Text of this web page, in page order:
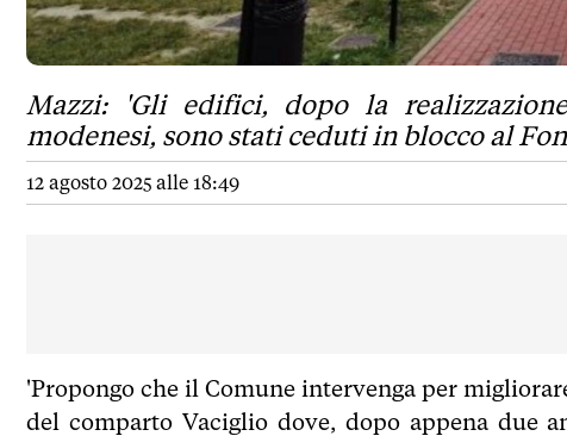
Mazzi: 'Gli edifici, dopo la
modenesi, sono stati ceduti in blocco al
12 agosto 2025 alle 18:49
'Propongo che il Comune intervenga per
del comparto Vaciglio dove, dopo appena due